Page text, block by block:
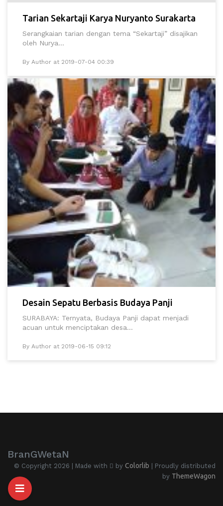
Tarian Sekartaji Karya Nuryanto Surakarta
Serangkaian tarian dengan tema “Sekartaji” disajikan
oleh Nurya...
By Author at 2019-07-04 00:39
Desain Sepatu Berbasis Budaya Panji
SURABAYA: Ternyata, Budaya Panji dapat menjadi
acuan untuk menciptakan desa...
By Author at 2019-06-15 09:12
BranGWetaN
© Copyright 2026 | Made with by Colorlib | Proudly distributed
by ThemeWagon